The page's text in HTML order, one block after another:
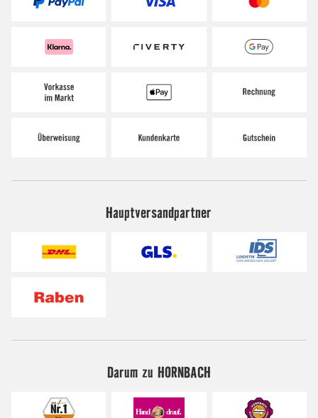
Hauptversandpartner
Darum zu HORNBACH